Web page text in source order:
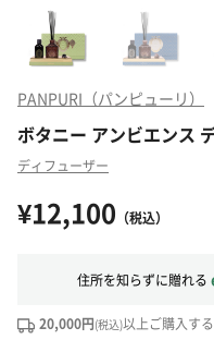
PANPURI（パンピューリ）
ボタニー アンビエンス
ディフューザー
¥12,100 （税込）
住所を知らずに贈れる
20,000円(税込)以上ご購入す